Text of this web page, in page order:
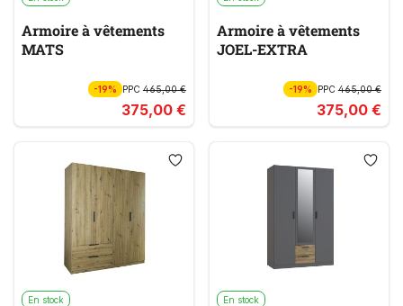
Armoire à vêtements
MATS
-19% PPC 465,00 €
375,00 €
Armoire à vêtements
JOEL-EXTRA
-19% PPC465,00 €
375,00 €
En stock En stock